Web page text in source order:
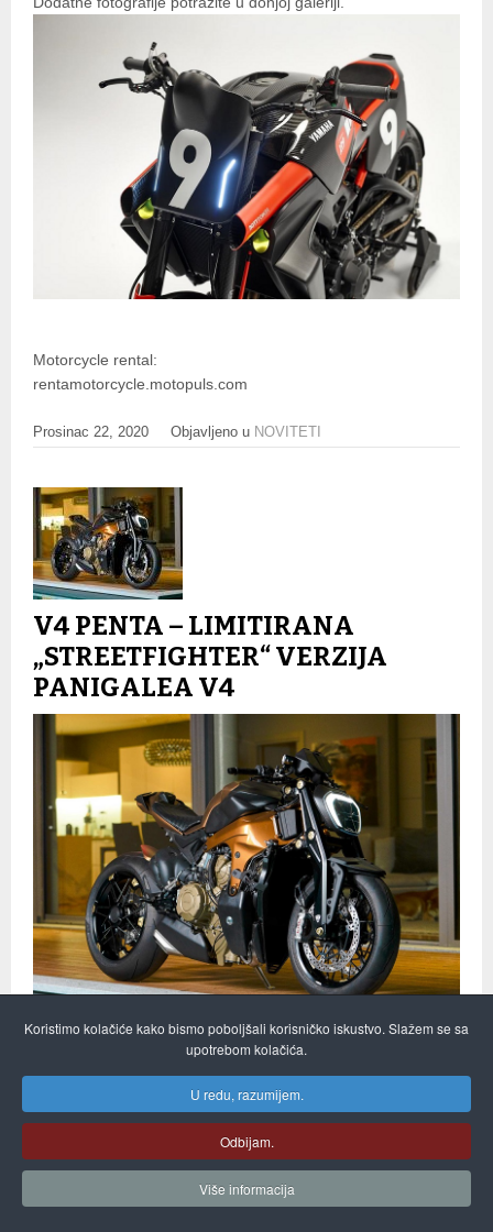
Motorcycle rental:
rentamotorcycle.motopuls.com
Prosinac 22, 2020 Objavljeno u NOVITETI
V4 PENTA – LIMITIRANA
„STREETFIGHTER“ VERZIJA
PANIGALEA V4
Dok čekamo da Ducati izbaci Streetfighter model na bazi
ostavili dubokog traga među ljubiteljima Ducatija. I s pravom,
jer bili su to doista pravi „streetfigheri“, odnosno razgolićeni
sportski motocikli, koji su i najboljeg Monstera pojeli za
Koristimo kolačiće kako bismo poboljšali korisničko iskustvo. Slažem se sa
upotrebom kolačića.
U redu, razumijem.
Odbijam.
Više informacija